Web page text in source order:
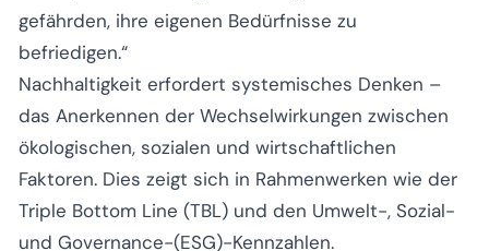
gefährden, ihre eigenen Bedürfnisse zu
befriedigen.“
Nachhaltigkeit erfordert systemisches Denken –
das Anerkennen der Wechselwirkungen zwischen
ökologischen, sozialen und wirtschaftlichen
Faktoren. Dies zeigt sich in Rahmenwerken wie der
Triple Bottom Line (TBL) und den Umwelt-, Sozial-
und Governance-(ESG)-Kennzahlen.